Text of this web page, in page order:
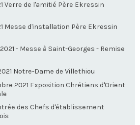
Verre de l'amitié Père Ekressin
Messe d'installation Père Ekressin
- Messe à Saint-Georges - Remise
Notre-Dame de Villethiou
2021 Exposition Chrétiens d'Orient
des Chefs d'établissement